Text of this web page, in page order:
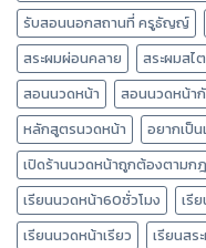
รับสอนนอกสถานที่ ครูธัญญ์
สระผมผ่อนคลาย
สระผมสไ
สอนนวดหน้า
สอนนวดหน้า
หลักสูตรนวดหน้า
อยากเป็
เปิดร้านนวดหน้าถูกต้องตามก
เรียนนวดหน้า60ชั่วโมง
เรี
เรียนนวดหน้าเรียว
เรียนสร